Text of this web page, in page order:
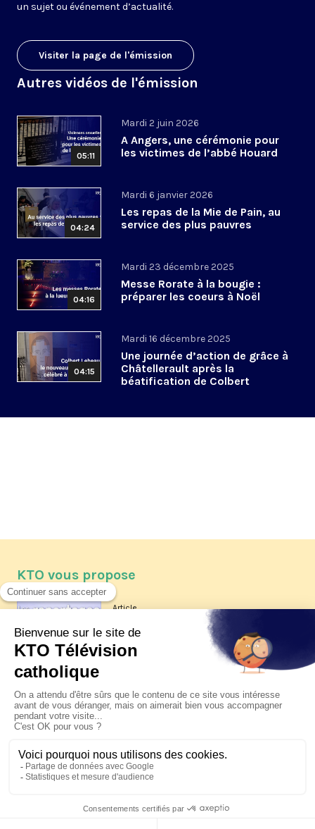
un sujet ou événement d’actualité.
Visiter la page de l'émission
Autres vidéos de l'émission
05:11
Mardi 2 juin 2026
A Angers, une cérémonie pour
les victimes de l’abbé Houard
04:24
Mardi 6 janvier 2026
Les repas de la Mie de Pain, au
service des plus pauvres
04:16
Mardi 23 décembre 2025
Messe Rorate à la bougie :
préparer les coeurs à Noël
04:15
Mardi 16 décembre 2025
Une journée d’action de grâce à
Châtellerault après la
béatification de Colbert
KTO vous propose
Article
Les reportages d'été 2026 de KTO
La visite pastorale du pape Léon
XIV à Assise à suivre sur KTO le
jeudi 6 août
Le pape en Uruguay, Argentine et
Pérou du 6 au 17 novembre 2026